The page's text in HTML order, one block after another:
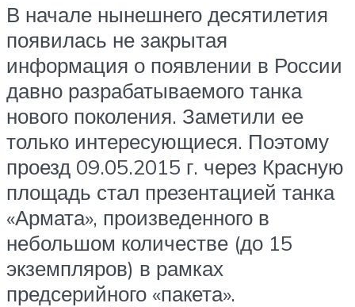
В начале нынешнего десятилетия
появилась не закрытая
информация о появлении в России
давно разрабатываемого танка
нового поколения. Заметили ее
только интересующиеся. Поэтому
проезд 09.05.2015 г. через Красную
площадь стал презентацией танка
«Армата», произведенного в
небольшом количестве (до 15
экземпляров) в рамках
предсерийного «пакета».